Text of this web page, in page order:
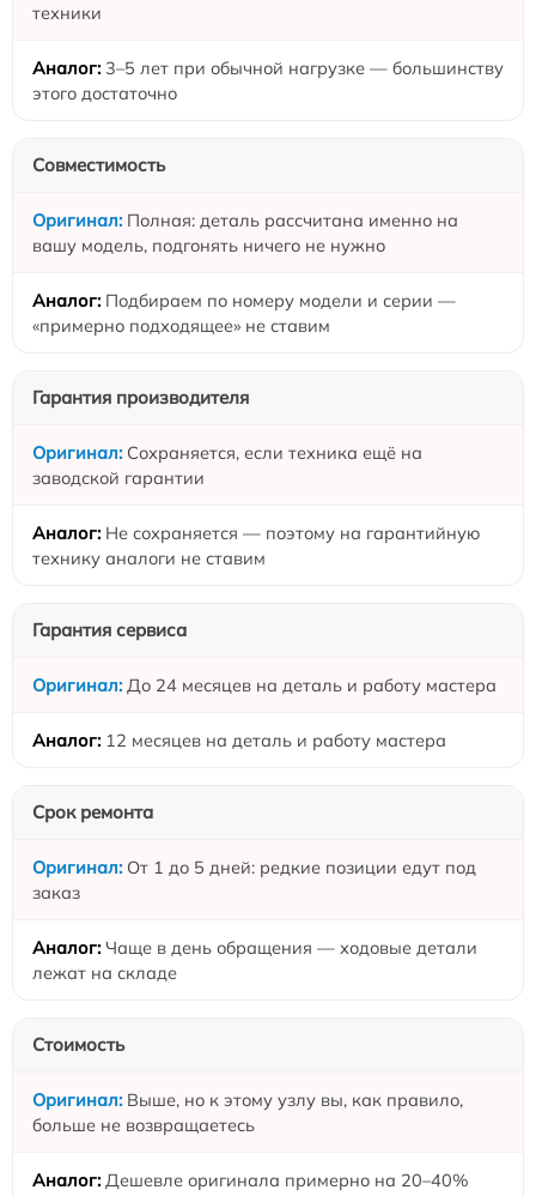
техники
3–5 лет при обычной нагрузке — большинству
этого достаточно
Совместимость
Полная: деталь рассчитана именно на
вашу модель, подгонять ничего не нужно
Подбираем по номеру модели и серии —
«примерно подходящее» не ставим
Гарантия производителя
Сохраняется, если техника ещё на
заводской гарантии
Не сохраняется — поэтому на гарантийную
технику аналоги не ставим
Гарантия сервиса
До 24 месяцев на деталь и работу мастера
12 месяцев на деталь и работу мастера
Срок ремонта
От 1 до 5 дней: редкие позиции едут под
заказ
Чаще в день обращения — ходовые детали
лежат на складе
Стоимость
Выше, но к этому узлу вы, как правило,
больше не возвращаетесь
Дешевле оригинала примерно на 20–40%